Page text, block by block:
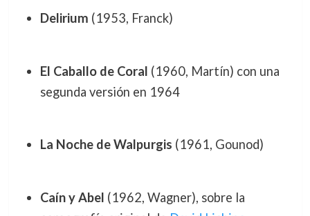
Delirium (1953, Franck)
El Caballo de Coral (1960, Martín) con una
segunda versión en 1964
La Noche de Walpurgis (1961, Gounod)
Caín y Abel (1962, Wagner), sobre la